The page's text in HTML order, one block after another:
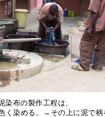
染布の製作工程は、
く染める。→その上に泥で柄